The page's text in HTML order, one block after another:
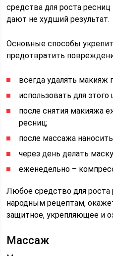
средства для роста ресниц
дают не худший результат.
Основные способы
предотвратить
всегда удалять макияж
использовать для
после снятия макияжа
ресниц;
после массажа
через день делать
еженедельно –
Любое средство для роста
народным рецептам,
защитное, укрепляющее и
Массаж